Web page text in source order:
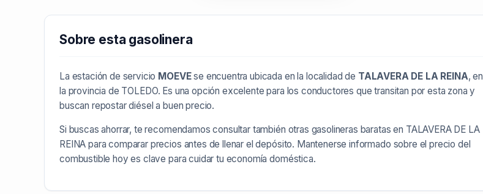
Sobre esta gasolinera
La estación de servicio MOEVEse encuentra ubicada en la localidad de TALAVERA DE LA REINA, en
la provincia de TOLEDO. Es una opción excelente para los conductores que transitan por esta zona y
buscan repostar diésel a buen precio.
Si buscas ahorrar, te recomendamos consultar también otras gasolineras baratas en TALAVERA DE LA
REINA para comparar precios antes de llenar el depósito. Mantenerse informado sobre el precio del
combustible hoy es clave para cuidar tu economía doméstica.